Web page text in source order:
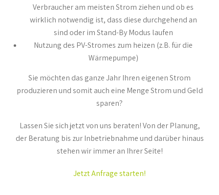
Verbraucher am meisten Strom ziehen und ob es
wirklich notwendig ist, dass diese durchgehend an
sind oder im Stand-By Modus laufen
Nutzung des PV-Stromes zum heizen (z.B. für die
Wärmepumpe)
Sie möchten das ganze Jahr Ihren eigenen Strom
produzieren und somit auch eine Menge Strom und Geld
sparen?
Lassen Sie sich jetzt von uns beraten! Von der Planung,
der Beratung bis zur Inbetriebnahme und darüber hinaus
stehen wir immer an Ihrer Seite!
Jetzt Anfrage starten!